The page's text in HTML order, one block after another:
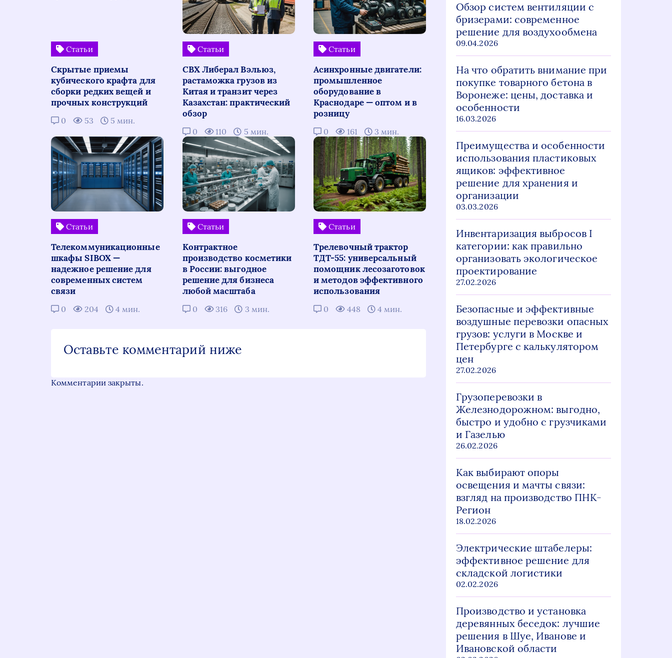
Статьи
Скрытые приемы
кубического крафта для
сборки редких вещей и
прочных конструкций
0 53 5 мин.
Статьи
СВХ Либерал Вэльюз,
растаможка грузов из
Китая и транзит через
Казахстан: практический
обзор
0 110 5 мин.
Статьи
Асинхронные двигатели:
промышленное
оборудование в
Краснодаре — оптом и в
розницу
0 161 3 мин.
Статьи
Телекоммуникационные
шкафы SIBOX —
надежное решение для
современных систем
связи
0 204 4 мин.
Статьи
Контрактное
производство косметики
в России: выгодное
решение для бизнеса
любой масштаба
0 316 3 мин.
Статьи
Трелевочный трактор
ТДТ-55: универсальный
помощник лесозаготовок
и методов эффективного
использования
0 448 4 мин.
Оставьте комментарий ниже
Комментарии закрыты.
Обзор систем вентиляции с
бризерами: современное
решение для воздухообмена
09.04.2026
На что обратить внимание при
покупке товарного бетона в
Воронеже: цены, доставка и
особенности
16.03.2026
Преимущества и особенности
использования пластиковых
ящиков: эффективное
решение для хранения и
организации
03.03.2026
Инвентаризация выбросов I
категории: как правильно
организовать экологическое
проектирование
27.02.2026
Безопасные и эффективные
воздушные перевозки опасных
грузов: услуги в Москве и
Петербурге с калькулятором
цен
27.02.2026
Грузоперевозки в
Железнодорожном: выгодно,
быстро и удобно с грузчиками
и Газелью
26.02.2026
Как выбирают опоры
освещения и мачты связи:
взгляд на производство ПНК-
Регион
18.02.2026
Электрические штабелеры:
эффективное решение для
складской логистики
02.02.2026
Производство и установка
деревянных беседок: лучшие
решения в Шуе, Иванове и
Ивановской области